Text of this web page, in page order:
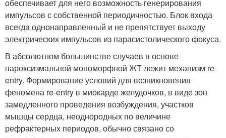
обеспечивает для него возможность генерирования
импульсов с собственной периодичностью. Блок входа
всегда однонаправленный и не препятствует выходу
электрических импульсов из парасистолического фокуса.
В абсолютном большинстве случаев в основе
пароксизмальной мономорфной ЖТ лежит механизм re-
entry. Формирование условий для возникновения
феномена re-entry в миокарде желудочков, в виде зон
замедленного проведения возбуждения, участков
мышцы сердца, неоднородных по величине
рефрактерных периодов, обычно связано со